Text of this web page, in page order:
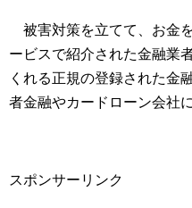
被害対策を立てて、お金
ービスで紹介された金融業
くれる正規の登録された金
者金融やカードローン会社
スポンサーリンク